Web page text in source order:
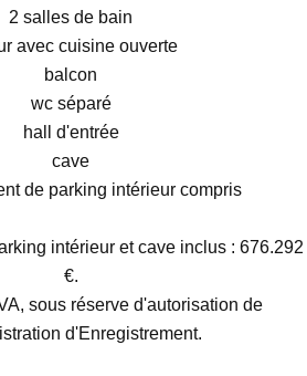
2 salles de bain
avec cuisine ouverte
balcon
wc séparé
hall d'entrée
cave
de parking intérieur compris
intérieur et cave inclus : 676.292
€.
sous réserve d'autorisation de
d'Enregistrement.